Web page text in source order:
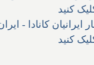
کنید
ایرانیان کانادا -
کنید